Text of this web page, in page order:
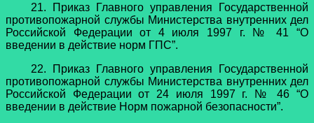
21. Приказ Главного управления Государственной
противопожарной службы Министерства внутренних дел
Российской Федерации от 4 июля 1997 г. № 41 “О
введении в действие норм ГПС”.
22. Приказ Главного управления Государственной
противопожарной службы Министерства внутренних дел
Российской Федерации от 24 июля 1997 г. № 46 “О
введении в действие Норм пожарной безопасности”.